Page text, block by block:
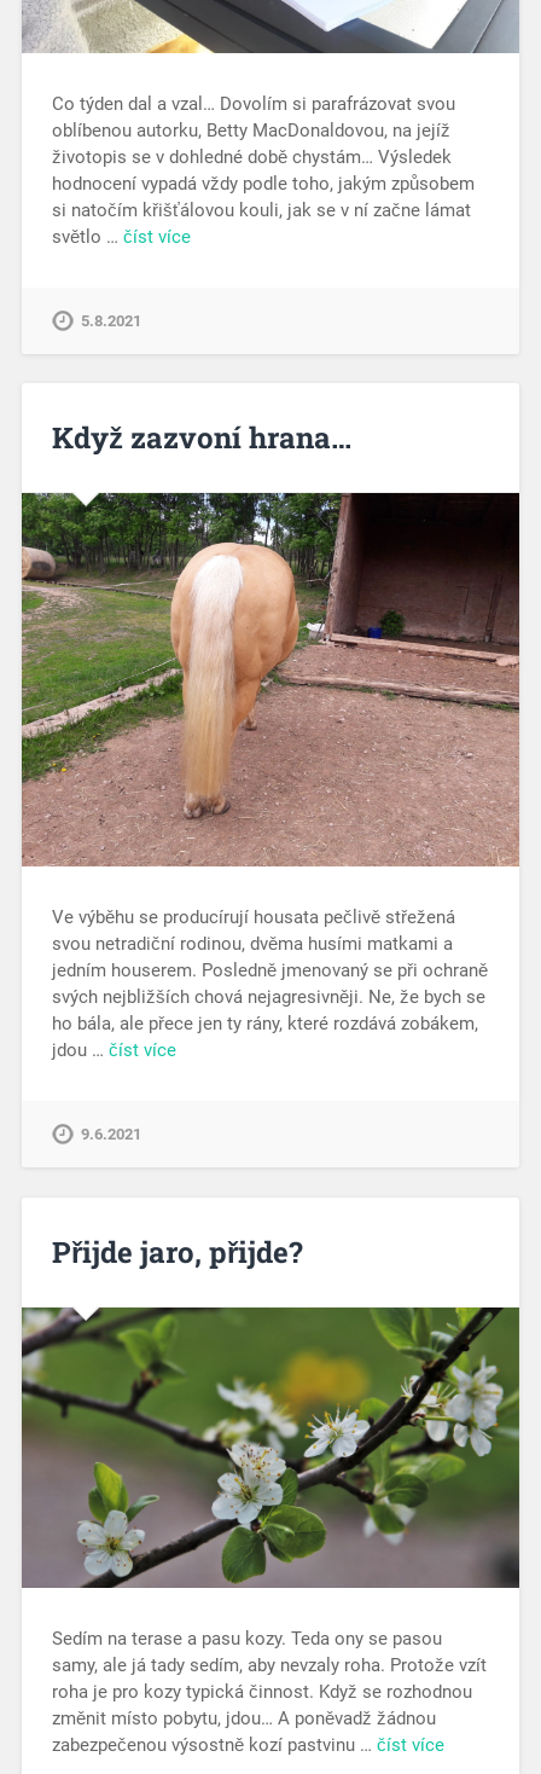
Co týden dal a vzal… Dovolím si parafrázovat svou
oblíbenou autorku, Betty MacDonaldovou, na jejíž
životopis se v dohledné době chystám… Výsledek
hodnocení vypadá vždy podle toho, jakým způsobem
si natočím křišťálovou kouli, jak se v ní začne lámat
světlo … číst více
5.8.2021
Když zazvoní hrana…
Ve výběhu se producírují housata pečlivě střežená
svou netradiční rodinou, dvěma husími matkami a
jedním houserem. Posledně jmenovaný se při ochraně
svých nejbližších chová nejagresivněji. Ne, že bych se
ho bála, ale přece jen ty rány, které rozdává zobákem,
jdou … číst více
9.6.2021
Přijde jaro, přijde?
Sedím na terase a pasu kozy. Teda ony se pasou
samy, ale já tady sedím, aby nevzaly roha. Protože vzít
roha je pro kozy typická činnost. Když se rozhodnou
změnit místo pobytu, jdou… A poněvadž žádnou
zabezpečenou výsostně kozí pastvinu … číst více